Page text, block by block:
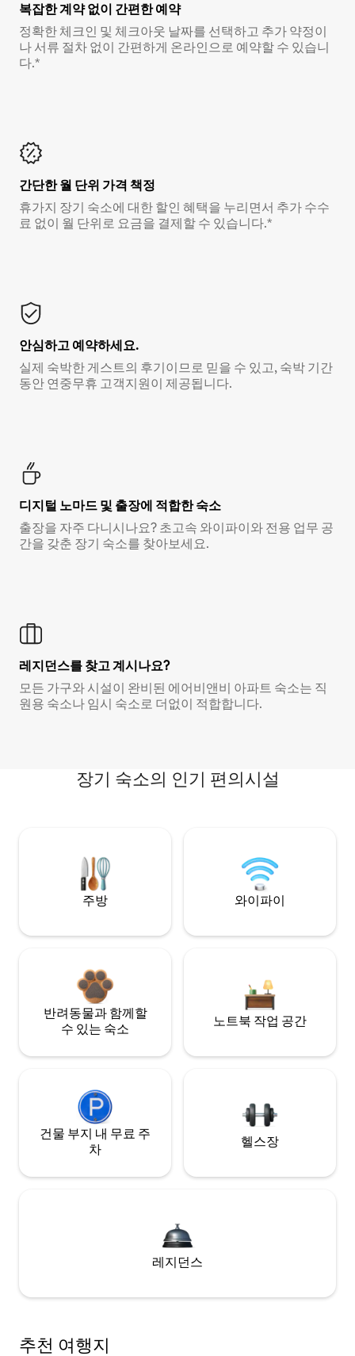
복잡한 계약 없이 간편한 예약
정확한 체크인 및 체크아웃 날짜를 선택하고 추가 약정이
나 서류 절차 없이 간편하게 온라인으로 예약할 수 있습니
다.*
간단한 월 단위 가격 책정
휴가지 장기 숙소에 대한 할인 혜택을 누리면서 추가 수수
료 없이 월 단위로 요금을 결제할 수 있습니다.*
안심하고 예약하세요.
실제 숙박한 게스트의 후기이므로 믿을 수 있고, 숙박 기간
동안 연중무휴 고객지원이 제공됩니다.
디지털 노마드 및 출장에 적합한 숙소
출장을 자주 다니시나요? 초고속 와이파이와 전용 업무 공
간을 갖춘 장기 숙소를 찾아보세요.
레지던스를 찾고 계시나요?
모든 가구와 시설이 완비된 에어비앤비 아파트 숙소는 직
원용 숙소나 임시 숙소로 더없이 적합합니다.
장기 숙소의 인기 편의시설
주방 와이파이
반려동물과 함께할
수 있는 숙소
노트북 작업 공간
건물 부지 내 무료 주
차
헬스장
레지던스
추천 여행지